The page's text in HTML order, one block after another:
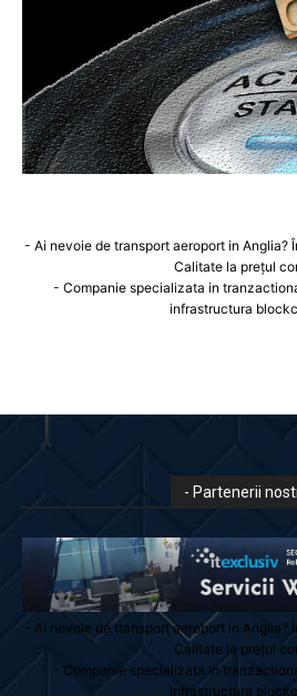
- Ai nevoie de transport aeroport in Anglia?
Calitate la prețul
- Companie specializata in
infrastructura
- Partenerii
- Ai nevoie de transport aeroport in Anglia?
Calitate la prețul
- Companie specializata in
infrastructura